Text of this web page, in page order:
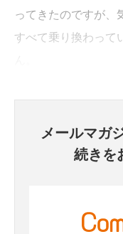
ってきたのですが、
すべて乗り換わっ
メールマガ
続きを